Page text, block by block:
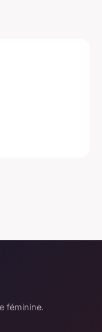
féminine.